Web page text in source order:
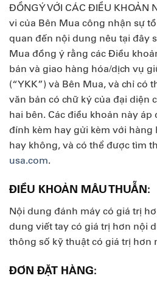
ĐỒNG Ý VỚI CÁC ĐIỀU KHOẢN
vi của Bên Mua công nhận sự
quan đến nội dung nêu tại đây
Mua đồng ý rằng các Điều
bán và giao hàng hóa/dịch vụ
(“YKK”) và Bên Mua, và chỉ có
văn bản có chữ ký của đại diện
hai bên. Các điều khoản này
đính kèm hay gửi kèm với hàng
hay không, và có thể được tìm
usa.com.
ĐIỀU KHOẢN MÂU THUẪN:
Nội dung đánh máy có giá trị
dung viết tay có giá trị hơn nội
thông số kỹ thuật có giá trị hơn
ĐƠN ĐẶT HÀNG: